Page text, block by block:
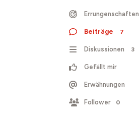
Errungenschaften
Beiträge 7
Diskussionen 3
Gefällt mir
Erwähnungen
Follower 0